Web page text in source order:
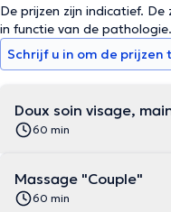
De prijzen zijn indicatief.
in functie van de pathologie.
Schrijf u in om de prijzen
Doux soin visage,
60 min
Massage "Couple"
60 min